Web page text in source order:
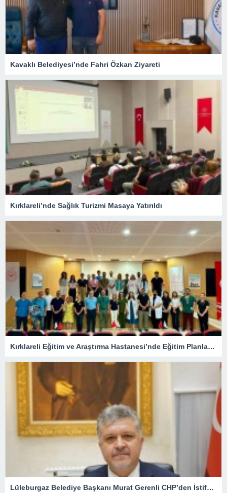
Kavaklı Belediyesi’nde Fahri Özkan Ziyareti
Kırklareli’nde Sağlık Turizmi Masaya Yatırıldı
Kırklareli Eğitim ve Araştırma Hastanesi’nde Eğitim Planlaması Masaya Yatırıldı
Lüleburgaz Belediye Başkanı Murat Gerenli CHP’den İstifa Etti